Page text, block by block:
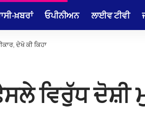
ਖ਼ਬਰਾਂ ਓਪੀਨੀਅਨ ਲਾਈਵ ਟੀਵੀ
ਦੇਖੋ ਕੀ ਕਿਹਾ
ਵਿਰੁੱਧ ਦੋਸ਼ੀ